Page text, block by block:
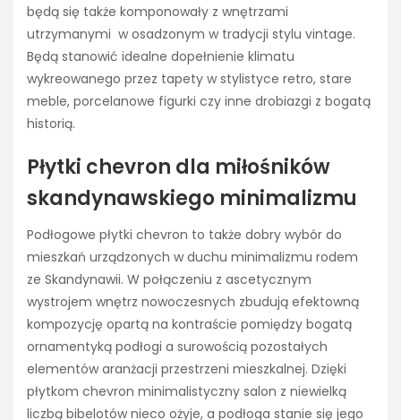
będą się także komponowały z wnętrzami
utrzymanymi w osadzonym w tradycji stylu vintage.
Będą stanowić idealne dopełnienie klimatu
wykreowanego przez tapety w stylistyce retro, stare
meble, porcelanowe figurki czy inne drobiazgi z bogatą
historią.
Płytki chevron dla miłośników
skandynawskiego minimalizmu
Podłogowe płytki chevron to także dobry wybór do
mieszkań urządzonych w duchu minimalizmu rodem
ze Skandynawii. W połączeniu z ascetycznym
wystrojem wnętrz nowoczesnych zbudują efektowną
kompozycję opartą na kontraście pomiędzy bogatą
ornamentyką podłogi a surowością pozostałych
elementów aranżacji przestrzeni mieszkalnej. Dzięki
płytkom chevron minimalistyczny salon z niewielką
liczbą bibelotów nieco ożyje, a podłoga stanie się jego